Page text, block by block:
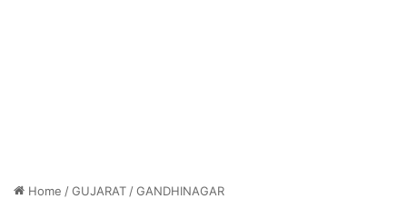
Home /GUJARAT /GANDHINAGAR